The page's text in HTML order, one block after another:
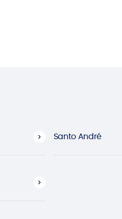
Santo André